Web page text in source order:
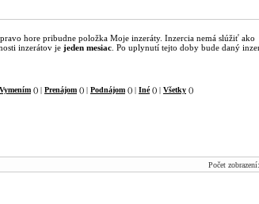
hore pribudne položka Moje inzeráty. Inzercia nemá slúžiť ako
inzerátov je jeden mesiac . Po uplynutí tejto doby bude daný
Vymením () | Prenájom () | Podnájom () | Iné() | Všetky ()
Počet